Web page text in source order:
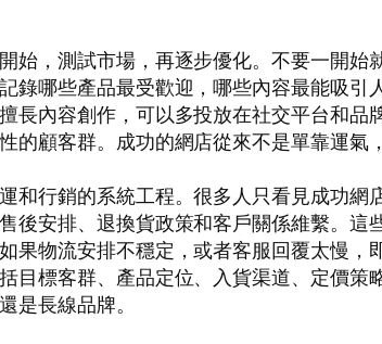
，測試市場，再逐步優化。不要一開始
錄哪些產品最受歡迎，哪些內容最能吸
長內容創作，可以多投放在社交平台和品
顧客群。成功的網店從來不是單靠運氣
和行銷的系統工程。很多人只看見成功
後安排、退換貨政策和客戶關係維繫。這
果物流安排不穩定，或者客服回覆太慢
目標客群、產品定位、入貨渠道、定價
是長線品牌。